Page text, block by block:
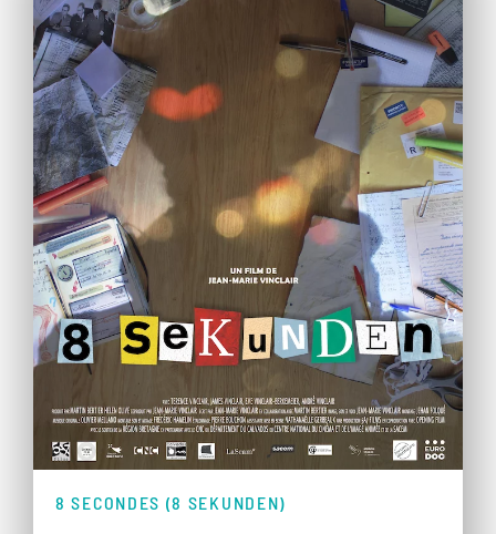
8 SECONDES (8 SEKUNDEN)